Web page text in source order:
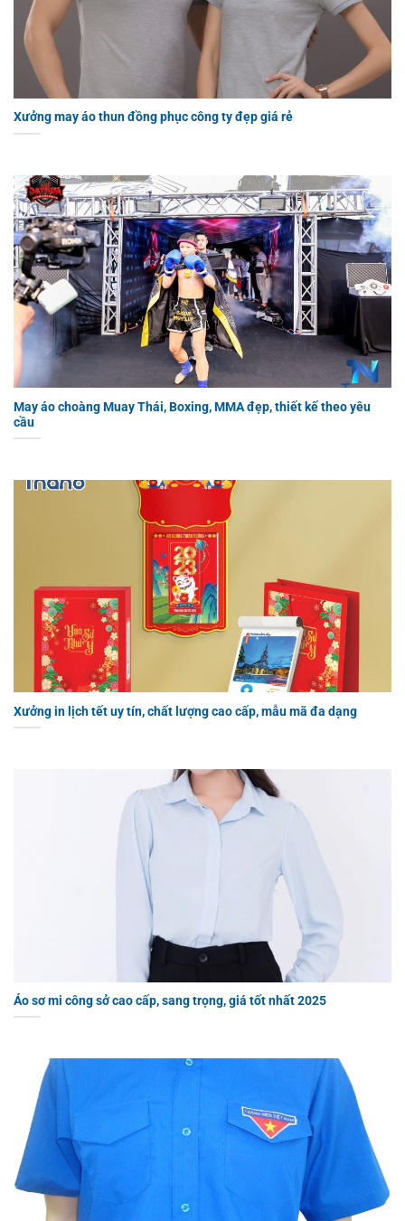
Xưởng may áo thun đồng phục công ty đẹp giá rẻ
May áo choàng Muay Thái, Boxing, MMA đẹp, thiết kế theo yêu
cầu
Xưởng in lịch tết uy tín, chất lượng cao cấp, mẫu mã đa dạng
Áo sơ mi công sở cao cấp, sang trọng, giá tốt nhất 2025